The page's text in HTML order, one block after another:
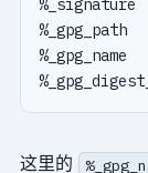
这里的